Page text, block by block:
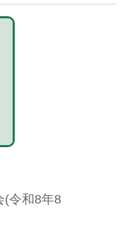
(令和8年8